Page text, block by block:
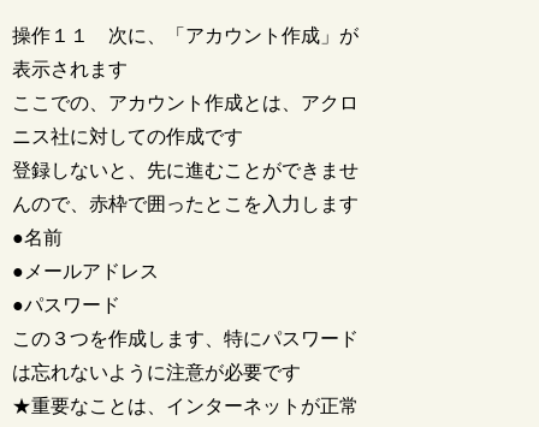
操作１１ 次に、「アカウント作成」が
表示されます
ここでの、アカウント作成とは、アクロ
ニス社に対しての作成です
登録しないと、先に進むことができませ
んので、赤枠で囲ったとこを入力します
●名前
●メールアドレス
●パスワード
この３つを作成します、特にパスワード
は忘れないように注意が必要です
★重要なことは、インターネットが正常